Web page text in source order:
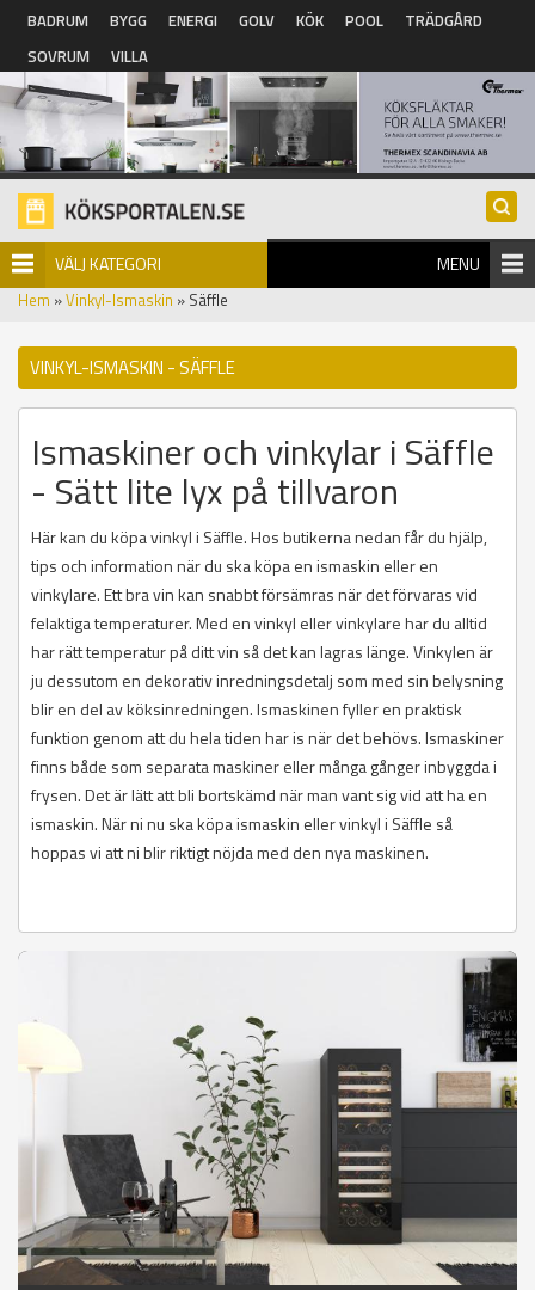
Hoppa till huvudinnehåll
BADRUM BYGG ENERGI GOLV KÖK POOL
TRÄDGÅRD
SOVRUM
VILLA
VÄLJ KATEGORI MENU
Hem »Vinkyl-Ismaskin » Säffle
VINKYL-ISMASKIN - SÄFFLE
Ismaskiner och vinkylar i Säffle
- Sätt lite lyx på tillvaron
Här kan du köpa vinkyl i Säffle. Hos butikerna nedan får du hjälp,
tips och information när du ska köpa en ismaskin eller en
vinkylare. Ett bra vin kan snabbt försämras när det förvaras vid
felaktiga temperaturer. Med en vinkyl eller vinkylare har du alltid
har rätt temperatur på ditt vin så det kan lagras länge. Vinkylen är
ju dessutom en dekorativ inredningsdetalj som med sin belysning
blir en del av köksinredningen. Ismaskinen fyller en praktisk
funktion genom att du hela tiden har is när det behövs. Ismaskiner
finns både som separata maskiner eller många gånger inbyggda i
frysen. Det är lätt att bli bortskämd när man vant sig vid att ha en
ismaskin. När ni nu ska köpa ismaskin eller vinkyl i Säffle så
hoppas vi att ni blir riktigt nöjda med den nya maskinen.